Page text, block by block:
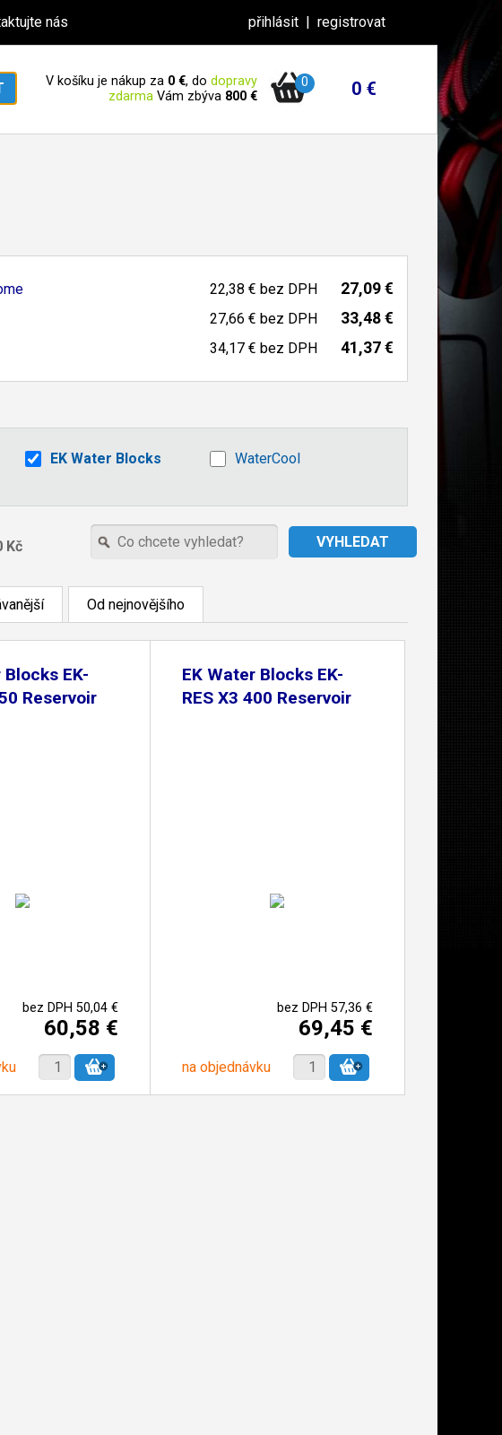
nás přihlásit | registrovat
V košíku je nákup za 0 €, do dopravy
zdarma Vám zbýva 800 €
0 0 €
22,38 € bez DPH 27,09 €
27,66 € bez DPH 33,48 €
34,17 € bez DPH 41,37 €
EK Water Blocks
WaterCool
Od nejnovějšího
Blocks EK-
Reservoir
bez DPH 50,04 €
60,58 €
EK Water Blocks EK-
RES X3 400 Reservoir
bez DPH 57,36 €
69,45 €
na objednávku